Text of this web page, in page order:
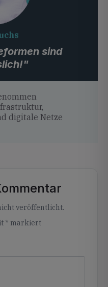
sind
digitale Netze
veröffentlicht.
* markiert